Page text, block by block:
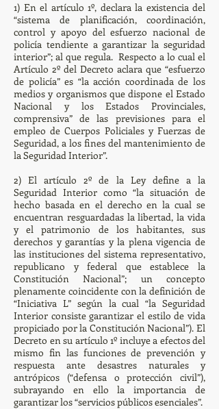
1) En el artículo 1º, declara la existencia del
“sistema de planificación, coordinación,
control y apoyo del esfuerzo nacional de
policía tendiente a garantizar la seguridad
interior”; al que regula. Respecto a lo cual el
Artículo 2º del Decreto aclara que “esfuerzo
de policía” es “la acción coordinada de los
medios y organismos que dispone el Estado
Nacional y los Estados Provinciales,
comprensiva” de las previsiones para el
empleo de Cuerpos Policiales y Fuerzas de
Seguridad, a los fines del mantenimiento de
la Seguridad Interior”.
2) El artículo 2º de la Ley define a la
Seguridad Interior como “la situación de
hecho basada en el derecho en la cual se
encuentran resguardadas la libertad, la vida
y el patrimonio de los habitantes, sus
derechos y garantías y la plena vigencia de
las instituciones del sistema representativo,
republicano y federal que establece la
Constitución Nacional”; un concepto
plenamente coincidente con la definición de
“Iniciativa L” según la cual “la Seguridad
Interior consiste garantizar el estilo de vida
propiciado por la Constitución Nacional”). El
Decreto en su artículo 1º incluye a efectos del
mismo fin las funciones de prevención y
respuesta ante desastres naturales y
antrópicos (“defensa o protección civil”),
subrayando en ello la importancia de
garantizar los “servicios públicos esenciales”.